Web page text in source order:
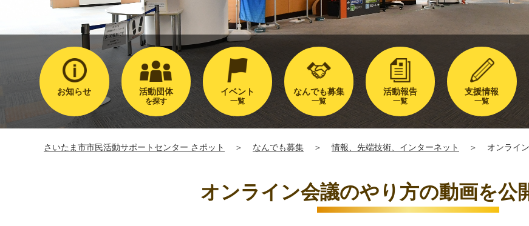
お知らせ 活動団体
を探す
イベント
一覧
なんでも募集
一覧
活動報告
一覧
支援情報
一覧
さいたま市市民活動サポートセンター さポット ＞ なんでも募集 ＞ 情報、先端技術、インターネット ＞ オンライ
オンライン会議のやり方の動画を公